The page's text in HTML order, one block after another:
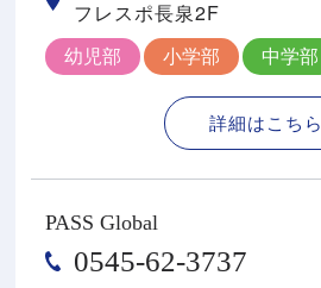
フレスポ⻑泉2F
幼児部 小学部 中学部
詳細はこちら
PASS Global
0545-62-3737